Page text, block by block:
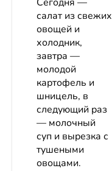
салат из свежих
овощей и
холодник,
завтра —
молодой
картофель и
шницель, в
следующий раз
— молочный
суп и вырезка с
тушеными
овощами.